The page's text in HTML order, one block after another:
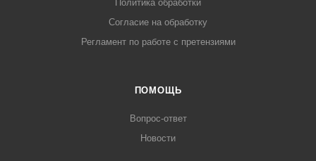
Политика обработки
Согласие на обработку
Регламент по работе с претензиями
ПОМОЩЬ
Вопрос-ответ
Новости